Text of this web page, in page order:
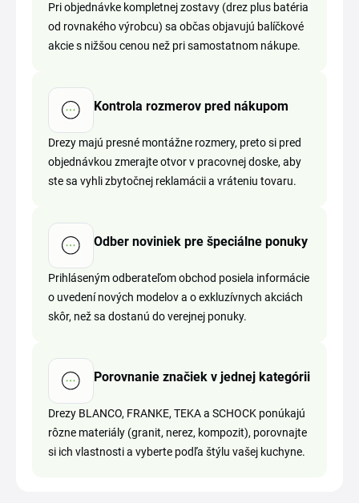
Pri objednávke kompletnej zostavy (drez plus batéria
od rovnakého výrobcu) sa občas objavujú balíčkové
akcie s nižšou cenou než pri samostatnom nákupe.
Kontrola rozmerov pred nákupom
Drezy majú presné montážne rozmery, preto si pred
objednávkou zmerajte otvor v pracovnej doske, aby
ste sa vyhli zbytočnej reklamácii a vráteniu tovaru.
Odber noviniek pre špeciálne ponuky
Prihláseným odberateľom obchod posiela informácie
o uvedení nových modelov a o exkluzívnych akciách
skôr, než sa dostanú do verejnej ponuky.
Porovnanie značiek v jednej kategórii
Drezy BLANCO, FRANKE, TEKA a SCHOCK ponúkajú
rôzne materiály (granit, nerez, kompozit), porovnajte
si ich vlastnosti a vyberte podľa štýlu vašej kuchyne.